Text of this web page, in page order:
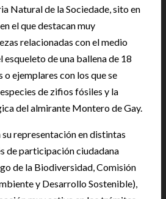
Natural de la Sociedade, sito en
el que destacan muy
relacionadas con el medio
esqueleto de una ballena de 18
ejemplares con los que se
de zifios fósiles y la
del almirante Montero de Gay.
representación en distintas
de participación ciudadana
de la Biodiversidad, Comisión
y Desarrollo Sostenible),